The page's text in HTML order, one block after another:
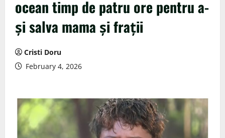
ocean timp de patru ore pentru a-
și salva mama și frații
Cristi Doru
February 4, 2026